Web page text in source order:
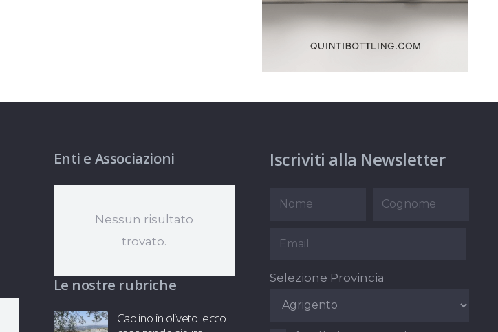
Enti e Associazioni
Nessun risultato
trovato.
Le nostre rubriche
Caolino in oliveto: ecco
Iscriviti alla Newsletter
Selezione Provincia